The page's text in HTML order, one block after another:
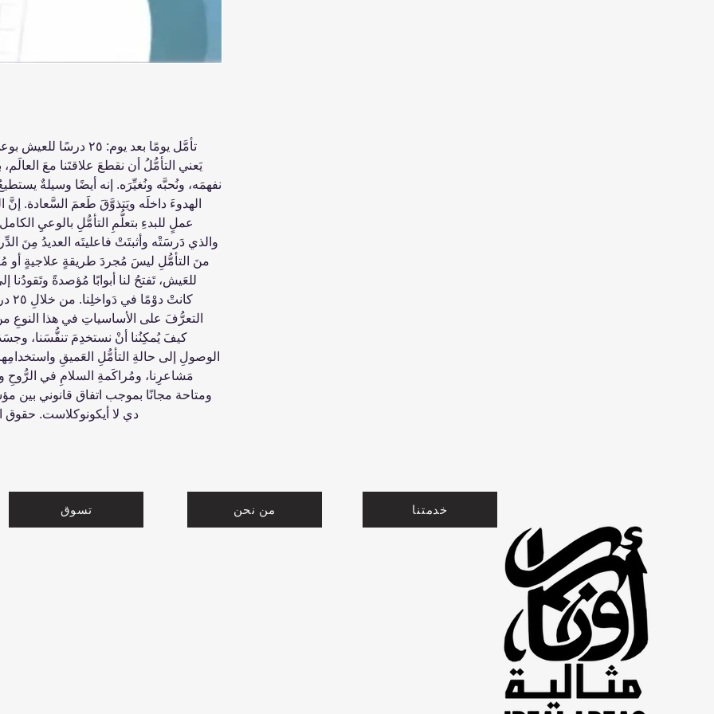
تأمَّل يومًا بعد يوم: ٢٥
يَعني التأمُّلُ أن نقطعَ علاقتَنا معَ
نفهمَه، ونُحبَّه ونُغيِّرَه. إنه أيضًا وسيلةٌ
الهدوءَ داخلَه ويَتذوَّقَ طَعمَ السَّعادة.
عملٍ للبدءِ بتعلُّمِ التأمُّلِ بالوعيِ
والذي دَرسَتْه وأثبتَتْ فاعليتَه العديدُ مِنَ
منَ التأمُّلِ ليسَ مُجردَ طريقةٍ علاجيةٍ أو
للعَيش، تَفتحُ لنا أبوابًا مُؤصدةً
التعرُّفَ على الأساسياتِ في هذا النوعِ
كيفَ يُمكِنُنا أنْ نستخدِمَ تنفُّسَنا،
الوصولِ إلى حالةِ التأمُّلِ العَميقِ
مَشاعرِنا، ومُراكَمةِ السلامِ في الرُّوحِ
ومتاحة مجانًا بموجب اتفاق قانوني بين
دي لا أيكونوكلاست.
تسوق من نحن خدمتنا